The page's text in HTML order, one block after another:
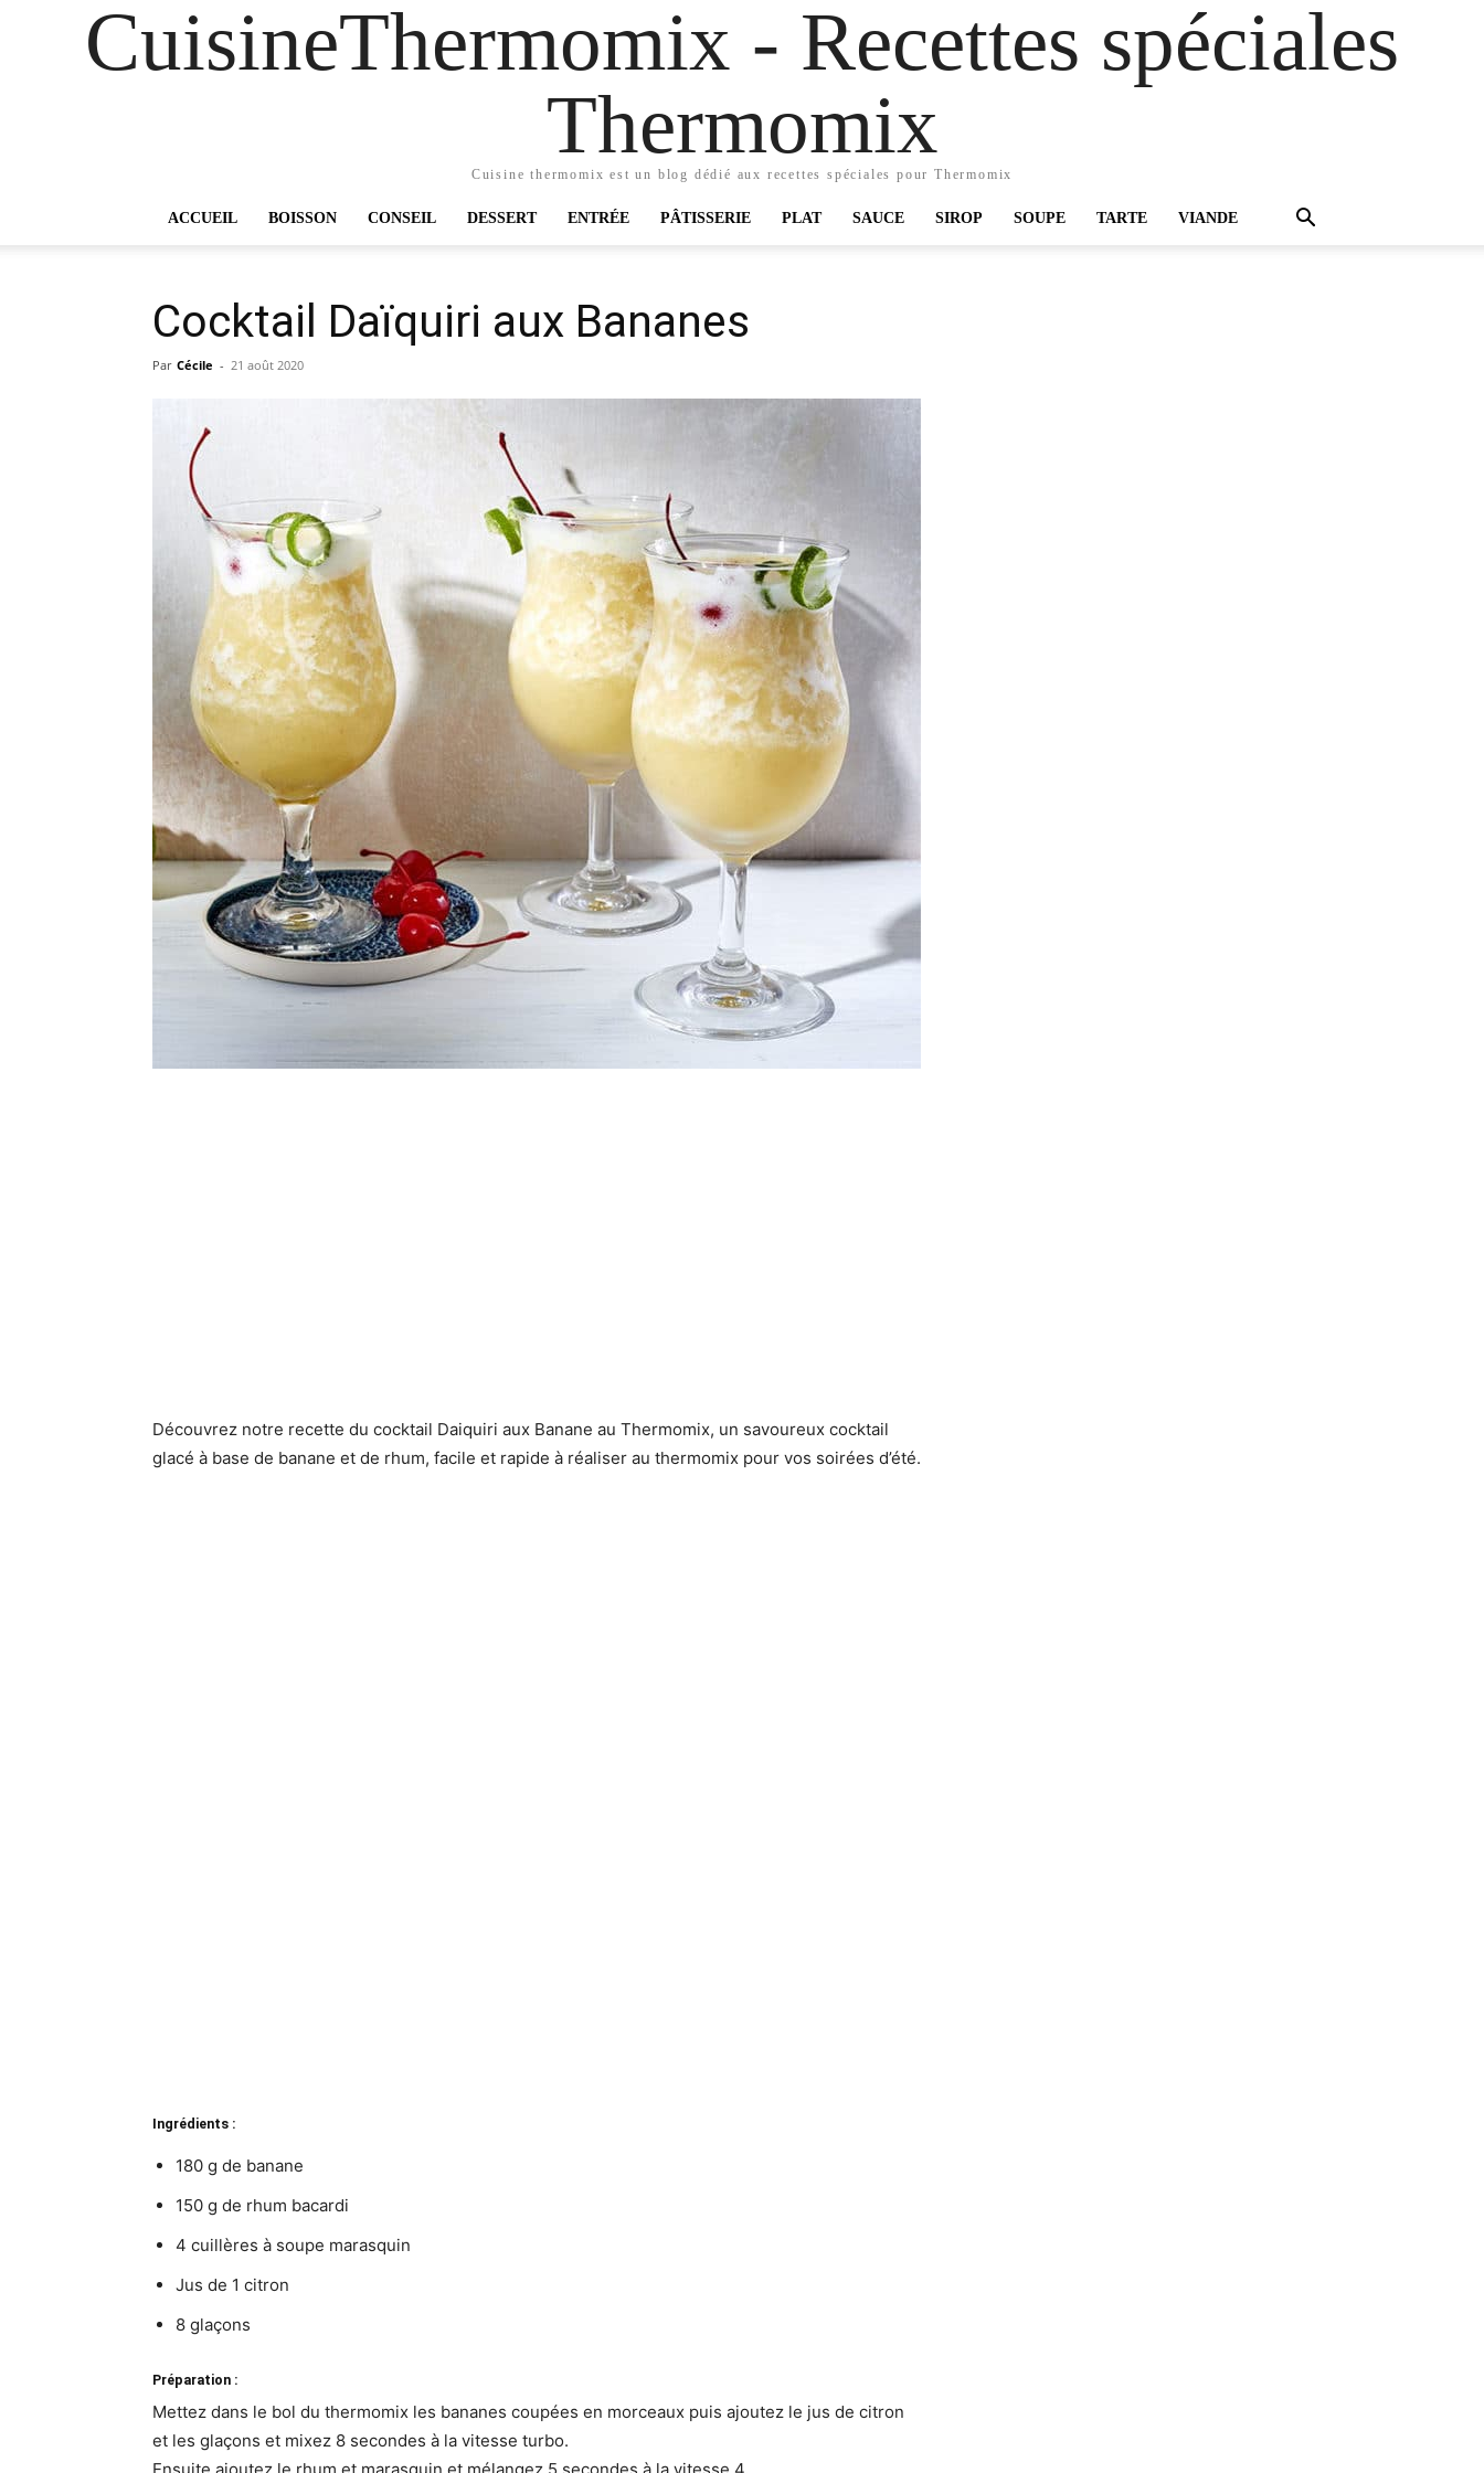
CuisineThermomix - Recettes spéciales
Thermomix
Cuisine thermomix est un blog dédié aux recettes spéciales pour Thermomix
ACCUEIL BOISSON CONSEIL DESSERT ENTRÉE PÂTISSERIE PLAT SAUCE SIROP SOUPE TARTE VIANDE
Cocktail Daïquiri aux Bananes
Par Cécile - 21 août 2020
Découvrez notre recette du cocktail Daiquiri aux Banane au Thermomix, un savoureux cocktail
glacé à base de banane et de rhum, facile et rapide à réaliser au thermomix pour vos soirées d’été.
Ingrédients :
180 g de banane
150 g de rhum bacardi
4 cuillères à soupe marasquin
Jus de 1 citron
8 glaçons
Préparation :
Mettez dans le bol du thermomix les bananes coupées en morceaux puis ajoutez le jus de citron
et les glaçons et mixez 8 secondes à la vitesse turbo.